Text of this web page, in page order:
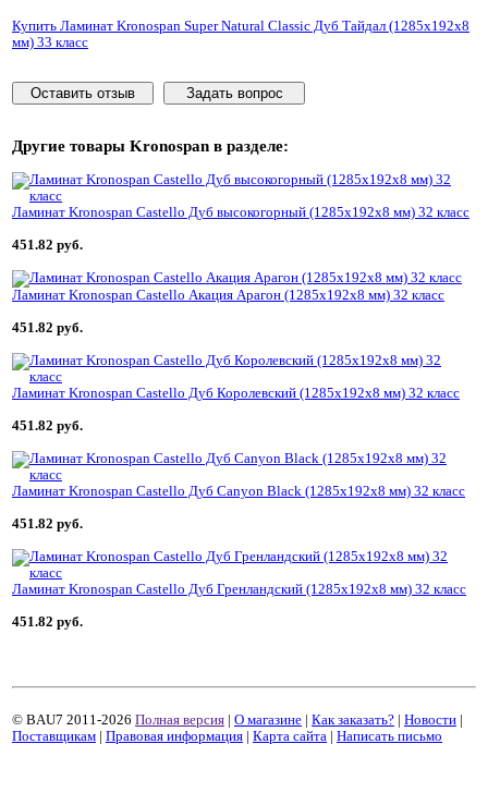
Купить Ламинат Kronospan Super Natural Classic Дуб Тайдал (1285x192x8
мм) 33 класс
Оставить отзыв Задать вопрос
Другие товары Kronospan в разделе:
Ламинат Kronospan Castello Дуб высокогорный (1285x192x8 мм) 32 класс
451.82 руб.
Ламинат Kronospan Castello Акация Арагон (1285x192x8 мм) 32 класс
451.82 руб.
Ламинат Kronospan Castello Дуб Королевский (1285x192x8 мм) 32 класс
451.82 руб.
Ламинат Kronospan Castello Дуб Canyon Black (1285x192x8 мм) 32 класс
451.82 руб.
Ламинат Kronospan Castello Дуб Гренландский (1285x192x8 мм) 32 класс
451.82 руб.
© BAU7 2011-2026 Полная версия | О магазине | Как заказать? | Новости |
Поставщикам | Правовая информация | Карта сайта | Написать письмо